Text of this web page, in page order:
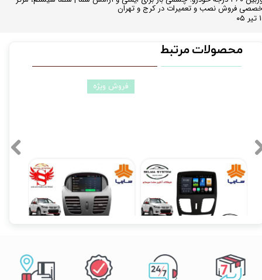
فروش نصب و تعمیرات در کرج و تهران
محصولات مرتبط
مانیتور فابریک ساینا و کوییک 7 اینچ اندروید مدل W100
۱۰,۳۹۰,۰۰۰ تومان
فروش ویژه
مانیتور فابریک ساینا و کوئیک اندروید 9 اینچ فول تاچ سری T3L
۹,۴۹۰,۰۰۰ تومان